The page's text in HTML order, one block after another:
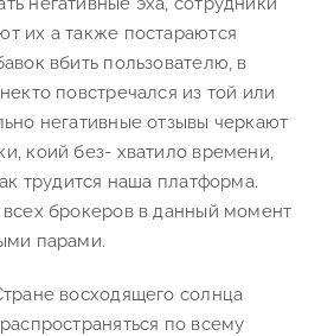
их а также постараются
вбить пользователю, в
повстречался из той или
негативные отзывы черкают
коий без- хватило времени,
трудится наша платформа.
брокеров в данный момент
парами.
восходящего солнца
по всему